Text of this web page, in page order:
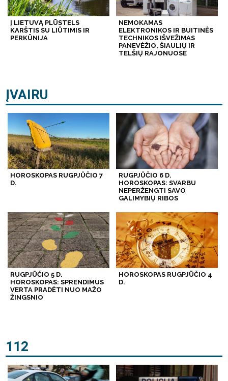
Į LIETUVĄ PLŪSTELS
KARŠTIS SU LIŪTIMIS IR
PERKŪNIJA
NEMOKAMAS
ELEKTRONIKOS IR BUITINĖS
TECHNIKOS IŠVEŽIMAS
PANEVĖŽIO, ŠIAULIŲ IR
TELŠIŲ RAJONUOSE
ĮVAIRU
HOROSKOPAS RUGPJŪČIO 7
D.
RUGPJŪČIO 6 D.
HOROSKOPAS: SVARBU
NEPERŽENGTI SAVO
GALIMYBIŲ RIBOS
RUGPJŪČIO 5 D.
HOROSKOPAS: SPRENDIMUS
VERTA PRADĖTI NUO MAŽO
ŽINGSNIO
HOROSKOPAS RUGPJŪČIO 4
D.
112